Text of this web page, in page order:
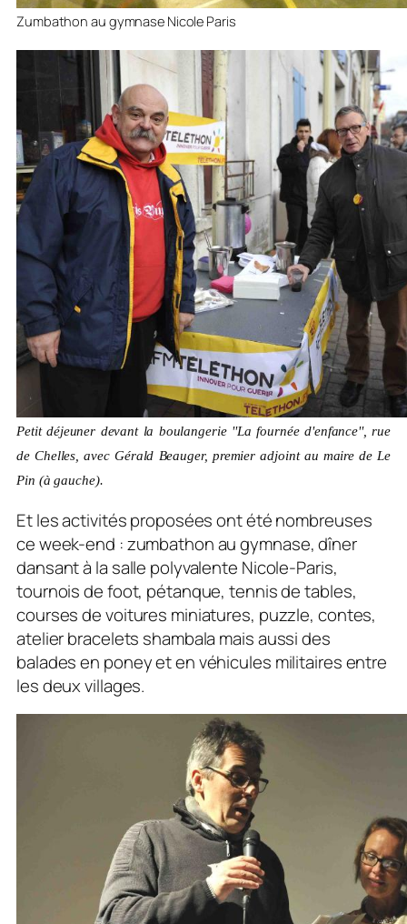
Zumbathon au gymnase Nicole Paris
Petit déjeuner devant la boulangerie ''La fournée d'enfance'', rue
de Chelles, avec Gérald Beauger, premier adjoint au maire de Le
Pin (à gauche).
Et les activités proposées ont été nombreuses
ce week-end : zumbathon au gymnase, dîner
dansant à la salle polyvalente Nicole-Paris,
tournois de foot, pétanque, tennis de tables,
courses de voitures miniatures, puzzle, contes,
atelier bracelets shambala mais aussi des
balades en poney et en véhicules militaires entre
les deux villages.